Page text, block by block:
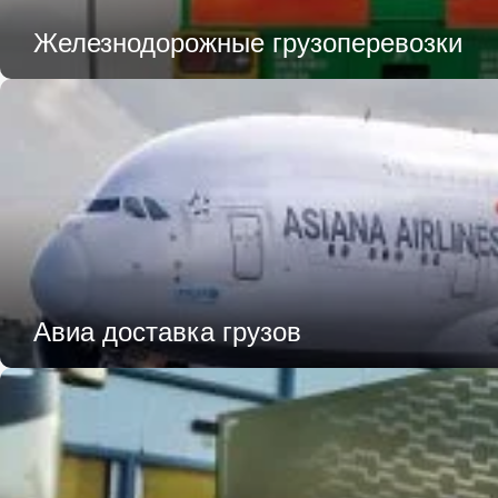
Железнодорожные грузоперевозки
Авиа доставка грузов